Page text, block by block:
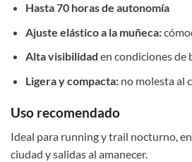
Hasta 70 horas de autonomía
Ajuste elástico a la muñeca:
Alta visibilidad en condiciones de
Ligera y compacta:no molesta al
Uso recomendado
Ideal para running y trail nocturno,
ciudad y salidas al amanecer.